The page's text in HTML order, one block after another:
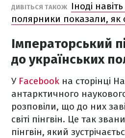
ДИВІТЬСЯ ТАКОЖ
Іноді
полярники показали, як
Імператорський
до українських
У Facebook на сторінці
антарктичного
розповіли, що до них
світі пінгвін. Це так
пінгвін, який